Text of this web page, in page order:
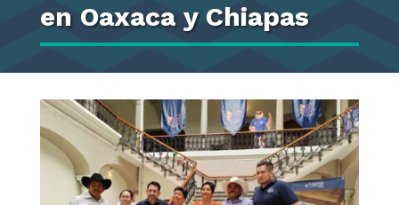
en Oaxaca y Chiapas